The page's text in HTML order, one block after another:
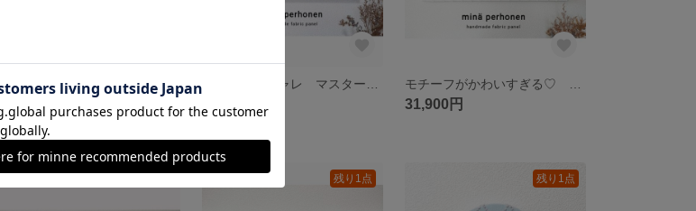
ホワイトタンバリンが素敵 ファブリックパネル ミナペルホネン 北欧インテリア 白 プレゼント 誕生日 ニッチ 玄関飾り リビングインテリア
9,400円 18,800円 31,900円
残り1点 残り1点